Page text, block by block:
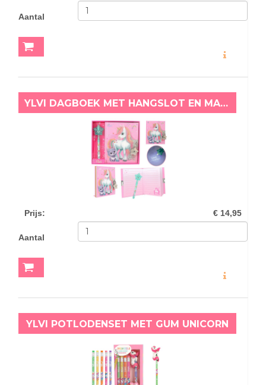
Aantal
YLVI DAGBOEK MET HANGSLOT EN MAGISCHE PEN
Prijs: € 14,95
Aantal
YLVI POTLODENSET MET GUM UNICORN